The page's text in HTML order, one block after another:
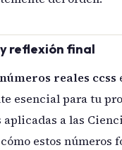
reflexión final
números reales ccss
esencial para tu
a las
estos números